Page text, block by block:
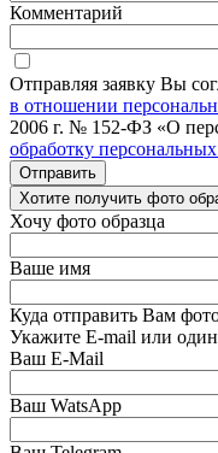
Комментарий
Отправляя заявку Вы
в отношении
2006 г. № 152-ФЗ «О
обработку
Отправить
Хотите получить фото
Хочу фото образца
Ваше имя
Куда отправить Вам
Укажите E-mail или
Ваш E-Mail
Ваш WatsApp